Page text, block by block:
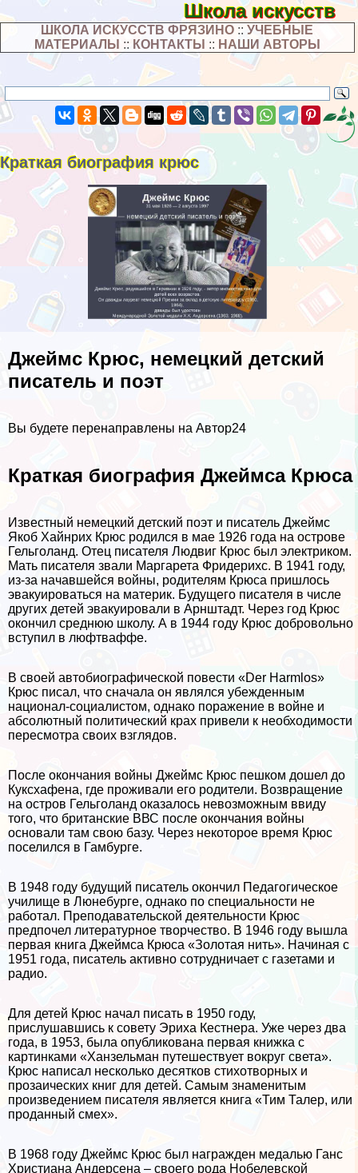
Школа искусств
ШКОЛА ИСКУССТВ ФРЯЗИНО ::УЧЕБНЫЕ
МАТЕРИАЛЫ :: КОНТАКТЫ :: НАШИ АВТОРЫ
Краткая биография крюс
Джеймс Крюс, немецкий детский
писатель и поэт
Вы будете перенаправлены на Автор24
Краткая биография Джеймса Крюса
Известный немецкий детский поэт и писатель Джеймс
Якоб Хайнрих Крюс родился в мае 1926 года на острове
Гельголанд. Отец писателя Людвиг Крюс был электриком.
Мать писателя звали Маргарета Фридерихс. В 1941 году,
из-за начавшейся войны, родителям Крюса пришлось
эвакуироваться на материк. Будущего писателя в числе
других детей эвакуировали в Арнштадт. Через год Крюс
окончил среднюю школу. А в 1944 году Крюс добровольно
вступил в люфтваффе.
В своей автобиографической повести «Der Harmlos»
Крюс писал, что сначала он являлся убежденным
национал-социалистом, однако поражение в войне и
абсолютный политический крах привели к необходимости
пересмотра своих взглядов.
После окончания войны Джеймс Крюс пешком дошел до
Куксхафена, где проживали его родители. Возвращение
на остров Гельголанд оказалось невозможным ввиду
того, что британские ВВС после окончания войны
основали там свою базу. Через некоторое время Крюс
поселился в Гамбурге.
В 1948 году будущий писатель окончил Педагогическое
училище в Люнебурге, однако по специальности не
работал. Преподавательской деятельности Крюс
предпочел литературное творчество. В 1946 году вышла
первая книга Джеймса Крюса «Золотая нить». Начиная с
1951 года, писатель активно сотрудничает с газетами и
радио.
Для детей Крюс начал писать в 1950 году,
прислушавшись к совету Эриха Кестнера. Уже через два
года, в 1953, была опубликована первая книжка с
картинками «Ханзельман путешествует вокруг света».
Крюс написал несколько десятков стихотворных и
прозаических книг для детей. Самым знаменитым
произведением писателя является книга «Тим Талер, или
проданный смех».
В 1968 году Джеймс Крюс был награжден медалью Ганс
Христиана Андерсена – своего рода Нобелевской